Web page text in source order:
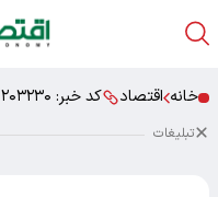
خانه اقتصاد کد خبر: ۲۰۳۲۳۰
تبلیغات